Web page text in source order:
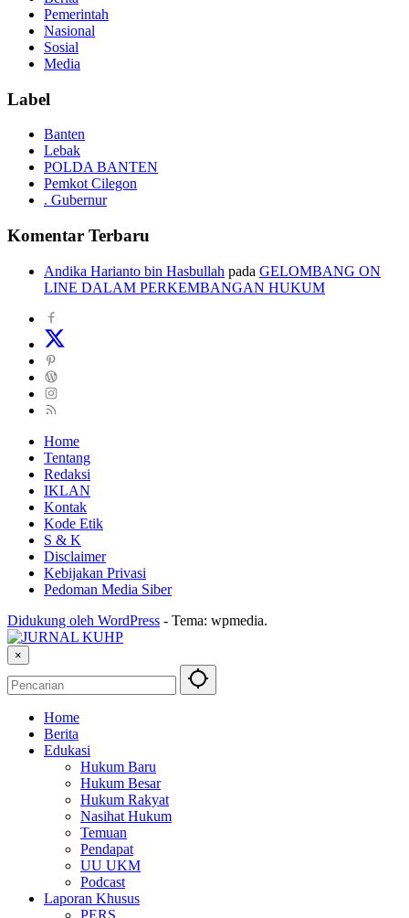
Pemerintah
Nasional
Sosial
Media
Label
Banten
Lebak
POLDA BANTEN
Pemkot Cilegon
. Gubernur
Komentar Terbaru
Andika Harianto bin Hasbullah pada GELOMBANG ON
LINE DALAM PERKEMBANGAN HUKUM
Home
Tentang
Redaksi
IKLAN
Kontak
Kode Etik
S & K
Disclaimer
Kebijakan Privasi
Pedoman Media Siber
Didukung oleh WordPress - Tema: wpmedia.
×
Home
Berita
Edukasi
Hukum Baru
Hukum Besar
Hukum Rakyat
Nasihat Hukum
Temuan
Pendapat
UU UKM
Podcast
Laporan Khusus
PERS